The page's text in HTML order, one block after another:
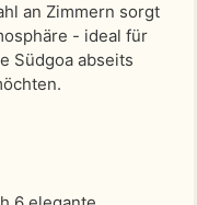
an Zimmern sorgt
- ideal für
Südgoa abseits